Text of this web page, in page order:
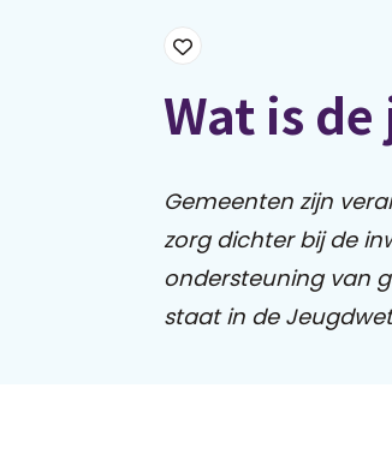
Wat is
Gemeenten zijn
zorg dichter bij de
ondersteuning van
staat in de